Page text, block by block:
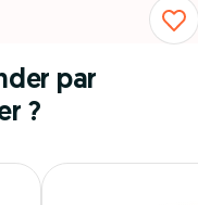
par
?